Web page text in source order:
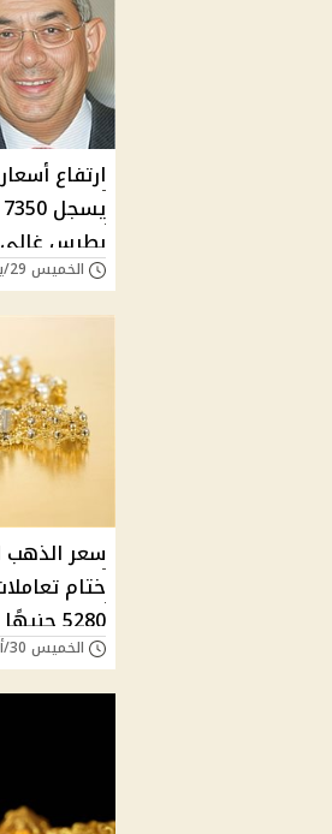
بطرس غالي
الخميس 29/يناير/2026 - 01:37 م
5280 جنيهًا
الخميس 30/أكتوبر/2025 - 08:59 م